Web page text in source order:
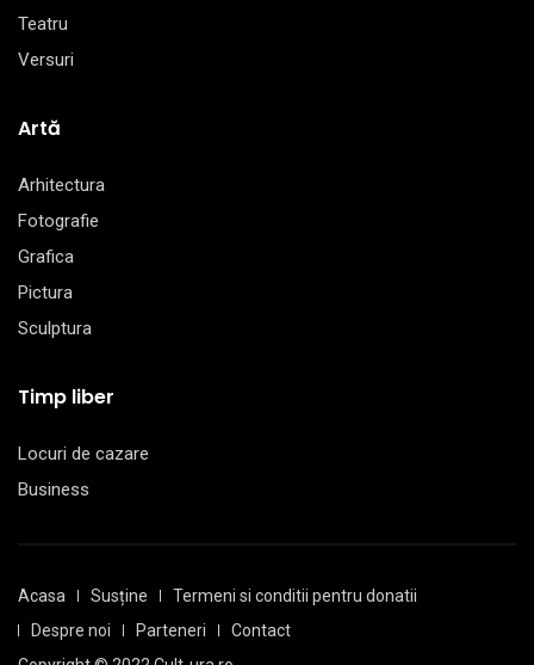
Teatru
Versuri
Artă
Arhitectura
Fotografie
Grafica
Pictura
Sculptura
Timp liber
Locuri de cazare
Business
Acasa Susține
Termeni si conditii pentru donatii
Despre noi
Parteneri
Contact